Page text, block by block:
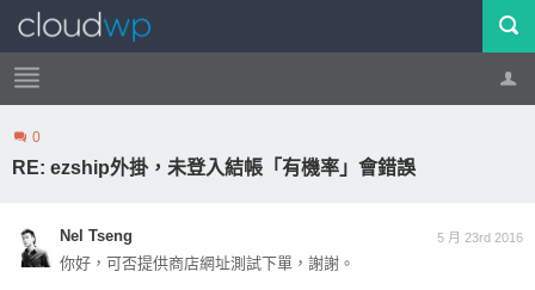
帳號 登出
0
RE: ezship外掛，未登入結帳「有機率」會錯誤
5 月 23rd 2016
Nel Tseng
你好，可否提供商店網址測試下單，謝謝。